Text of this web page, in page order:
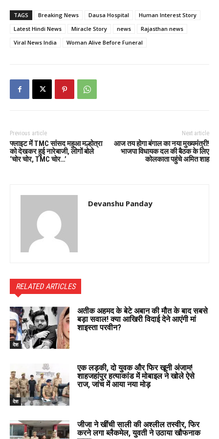
TAGS Breaking News Dausa Hospital
Human Interest Story
Latest Hindi News
Miracle Story news
Rajasthan news
Viral News India
Woman Alive Before Funeral
Previous article
फ्लाइट में TMC सांसद महुआ मल्होत्रा
को देखकर हुई नारेबाजी, लोगों बोले
‘चोर चोर, TMC चोर…’
Next article
आज तय होगा बंगाल का नया मुख्यमंत्री!
भाजपा विधायक दल की बैठक के लिए
कोलकाता पहुंचे अमित शाह
Devanshu Panday
RELATED ARTICLES
देश
अतीक अहमद के बेटे अबान की मौत के बाद सबसे
बड़ा सवाल! क्या आखिरी विदाई देने आएंगी मां
शाइस्ता परवीन?
देश
एक लड़की, दो युवक और फिर खूनी अंजाम!
शाहजहांपुर हत्याकांड में मोबाइल ने खोले ऐसे
राज, जांच में आया नया मोड़
जीजा ने खींची साली की अश्लील तस्वीर, फिर
करने लगा ब्लैकमेल, युवती ने उठाया खौफनाक